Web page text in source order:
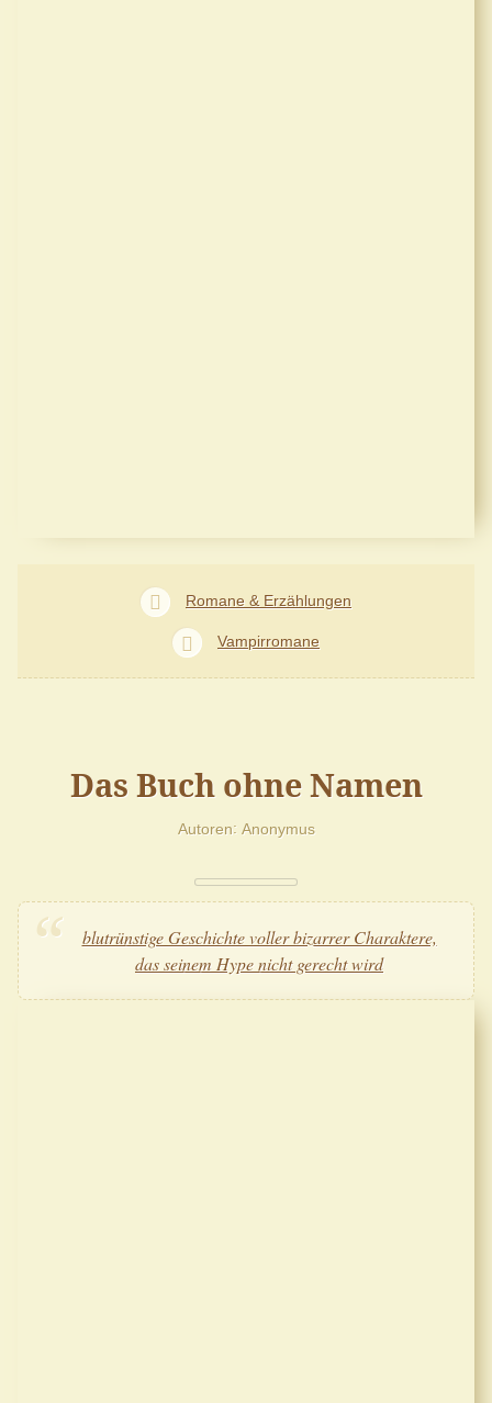
Romane & Erzählungen
Vampirromane
Das Buch ohne Namen
Autoren Anonymus
blutrünstige Geschichte voller bizarrer Charaktere,
das seinem Hype nicht gerecht wird